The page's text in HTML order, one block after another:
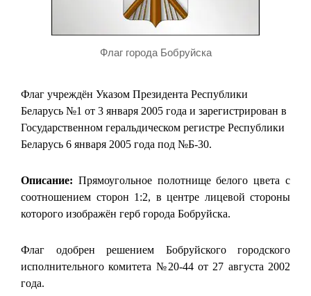
Флаг города Бобруйска
Флаг учреждён Указом Президента Республики
Беларусь №1 от 3 января 2005 года и зарегистрирован в
Государственном геральдическом регистре Республики
Беларусь 6 января 2005 года под №Б-30.
Описание: Прямоугольное полотнище белого цвета с
соотношением сторон 1:2, в центре лицевой стороны
которого изображён герб города Бобруйска.
Флаг одобрен решением Бобруйского городского
исполнительного комитета №20-44 от 27 августа 2002
года.